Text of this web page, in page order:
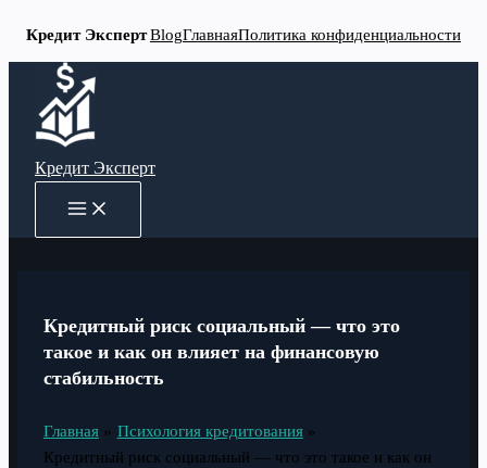
Кредит ЭкспертBlogГлавнаяПолитика конфиденциальности
Перейти
содержимому
Кредит Эксперт
MAIN
MENU
Кредитный риск социальный — что это
такое и как он влияет на финансовую
стабильность
Главная
Психология кредитования
Кредитный риск социальный — что это такое и как он